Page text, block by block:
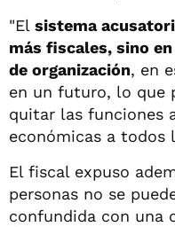
"El sistema
más fiscales, sino
de organización, en
en un futuro, lo que
quitar las funciones
económicas a todos
El fiscal expuso
personas no se
confundida con una